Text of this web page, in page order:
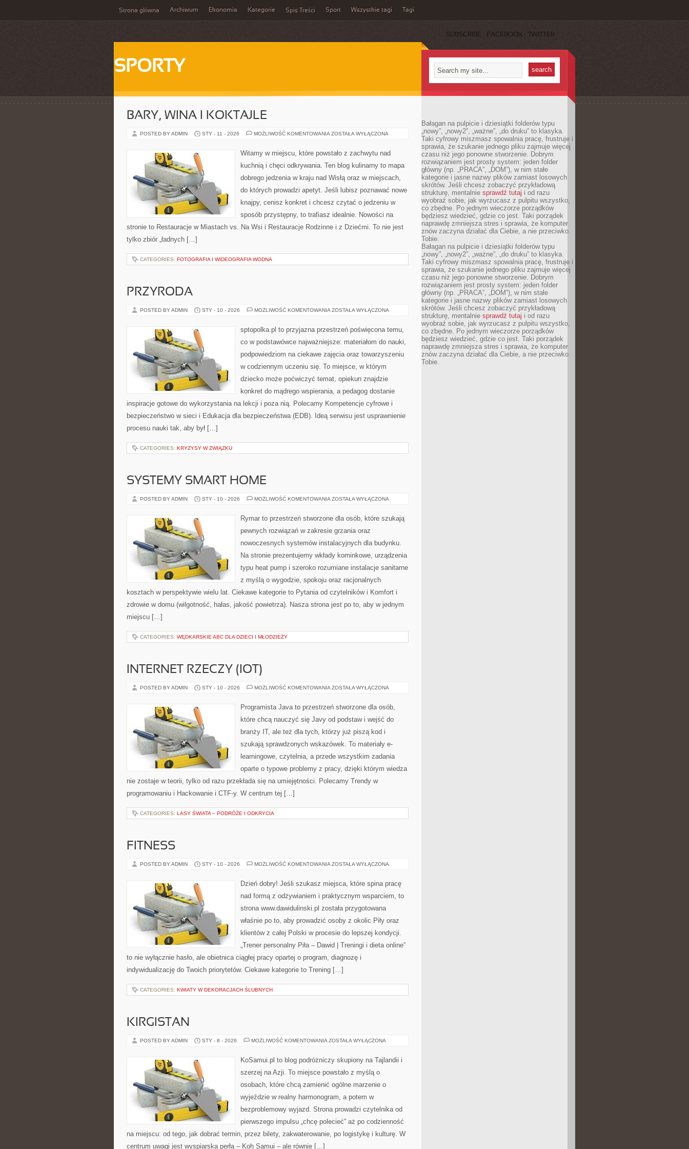
Strona główna Archiwum Ekonomia Kategorie Spis Treści Sport Wszystkie tagi Tagi
SUBSCRIBE FACEBOOK TWITTER
SPORTY
BARY, WINA I KOKTAJLE
POSTED BY ADMIN STY - 11 - 2026 MOŻLIWOŚĆ KOMENTOWANIA BARY,
KOKTAJLE
ZOSTAŁA WYŁĄCZONA
Witamy w miejscu, które powstało z zachwytu nad
kuchnią i chęci odkrywania. Ten blog kulinarny to mapa
dobrego jedzenia w kraju nad Wisłą oraz w miejscach,
do których prowadzi apetyt. Jeśli lubisz poznawać nowe
knajpy, cenisz konkret i chcesz czytać o jedzeniu w
sposób przystępny, to trafiasz idealnie. Nowości na
stronie to Restauracje w Miastach vs. Na Wsi i Restauracje Rodzinne i z Dziećmi. To nie jest
tylko zbiór „ładnych […]
CATEGORIES: FOTOGRAFIA I WIDEOGRAFIA WODNA
PRZYRODA
POSTED BY ADMIN STY - 10 - 2026 MOŻLIWOŚĆ KOMENTOWANIA PRZYRODA
ZOSTAŁA WYŁĄCZONA
sptopolka.pl to przyjazna przestrzeń poświęcona temu,
co w podstawówce najważniejsze: materiałom do nauki,
podpowiedziom na ciekawe zajęcia oraz towarzyszeniu
w codziennym uczeniu się. To miejsce, w którym
dziecko może poćwiczyć temat, opiekun znajdzie
konkret do mądrego wspierania, a pedagog dostanie
inspiracje gotowe do wykorzystania na lekcji i poza nią. Polecamy Kompetencje cyfrowe i
bezpieczeństwo w sieci i Edukacja dla bezpieczeństwa (EDB). Ideą serwisu jest usprawnienie
procesu nauki tak, aby był […]
CATEGORIES: KRYZYSY W ZWIĄZKU
SYSTEMY SMART HOME
POSTED BY ADMIN STY - 10 - 2026 MOŻLIWOŚĆ KOMENTOWANIA SYSTEMY
ZOSTAŁA WYŁĄCZONA
Rymar to przestrzeń stworzone dla osób, które szukają
pewnych rozwiązań w zakresie grzania oraz
nowoczesnych systemów instalacyjnych dla budynku.
Na stronie prezentujemy wkłady kominkowe, urządzenia
typu heat pump i szeroko rozumiane instalacje sanitarne
z myślą o wygodzie, spokoju oraz racjonalnych
kosztach w perspektywie wielu lat. Ciekawe kategorie to Pytania od czytelników i Komfort i
zdrowie w domu (wilgotność, hałas, jakość powietrza). Nasza strona jest po to, aby w jednym
miejscu […]
CATEGORIES: WĘDKARSKIE ABC DLA DZIECI I MŁODZIEŻY
INTERNET RZECZY (IOT)
POSTED BY ADMIN STY - 10 - 2026 MOŻLIWOŚĆ KOMENTOWANIA INTERNET
ZOSTAŁA WYŁĄCZONA
Programista Java to przestrzeń stworzone dla osób,
które chcą nauczyć się Javy od podstaw i wejść do
branży IT, ale też dla tych, którzy już piszą kod i
szukają sprawdzonych wskazówek. To materiały e-
learningowe, czytelnia, a przede wszystkim zadania
oparte o typowe problemy z pracy, dzięki którym wiedza
nie zostaje w teorii, tylko od razu przekłada się na umiejętności. Polecamy Trendy w
programowaniu i Hackowanie i CTF-y. W centrum tej […]
CATEGORIES: LASY ŚWIATA – PODRÓŻE I ODKRYCIA
FITNESS
POSTED BY ADMIN STY - 10 - 2026 MOŻLIWOŚĆ KOMENTOWANIA FITNESS
ZOSTAŁA WYŁĄCZONA
Dzień dobry! Jeśli szukasz miejsca, które spina pracę
nad formą z odżywianiem i praktycznym wsparciem, to
strona www.dawidulinski.pl została przygotowana
właśnie po to, aby prowadzić osoby z okolic Piły oraz
klientów z całej Polski w procesie do lepszej kondycji.
„Trener personalny Piła – Dawid | Treningi i dieta online”
to nie wyłącznie hasło, ale obietnica ciągłej pracy opartej o program, diagnozę i
indywidualizację do Twoich priorytetów. Ciekawe kategorie to Trening […]
CATEGORIES: KWIATY W DEKORACJACH ŚLUBNYCH
KIRGISTAN
POSTED BY ADMIN STY - 8 - 2026 MOŻLIWOŚĆ KOMENTOWANIA KIRGISTAN
ZOSTAŁA WYŁĄCZONA
KoSamui.pl to blog podróżniczy skupiony na Tajlandii i
szerzej na Azji. To miejsce powstało z myślą o
osobach, które chcą zamienić ogólne marzenie o
wyjeździe w realny harmonogram, a potem w
bezproblemowy wyjazd. Strona prowadzi czytelnika od
pierwszego impulsu „chcę polecieć” aż po codzienność
na miejscu: od tego, jak dobrać termin, przez bilety, zakwaterowanie, po logistykę i kulturę. W
centrum uwagi jest wyspiarska perła – Koh Samui – ale równie […]
Bałagan na pulpicie i dziesiątki folderów typu
„nowy”, „nowy2”, „ważne”, „do druku” to klasyka.
Taki cyfrowy miszmasz spowalnia pracę, frustruje i
sprawia, że szukanie jednego pliku zajmuje więcej
czasu niż jego ponowne stworzenie. Dobrym
rozwiązaniem jest prosty system: jeden folder
główny (np. „PRACA”, „DOM”), w nim stałe
kategorie i jasne nazwy plików zamiast losowych
skrótów. Jeśli chcesz zobaczyć przykładową
strukturę, mentalnie sprawdź tutaj i od razu
wyobraź sobie, jak wyrzucasz z pulpitu wszystko,
co zbędne. Po jednym wieczorze porządków
będziesz wiedzieć, gdzie co jest. Taki porządek
naprawdę zmniejsza stres i sprawia, że komputer
znów zaczyna działać dla Ciebie, a nie przeciwko
Tobie.
Bałagan na pulpicie i dziesiątki folderów typu
„nowy”, „nowy2”, „ważne”, „do druku” to klasyka.
Taki cyfrowy miszmasz spowalnia pracę, frustruje i
sprawia, że szukanie jednego pliku zajmuje więcej
czasu niż jego ponowne stworzenie. Dobrym
rozwiązaniem jest prosty system: jeden folder
główny (np. „PRACA”, „DOM”), w nim stałe
kategorie i jasne nazwy plików zamiast losowych
skrótów. Jeśli chcesz zobaczyć przykładową
strukturę, mentalnie sprawdź tutaj i od razu
wyobraź sobie, jak wyrzucasz z pulpitu wszystko,
co zbędne. Po jednym wieczorze porządków
będziesz wiedzieć, gdzie co jest. Taki porządek
naprawdę zmniejsza stres i sprawia, że komputer
znów zaczyna działać dla Ciebie, a nie przeciwko
Tobie.